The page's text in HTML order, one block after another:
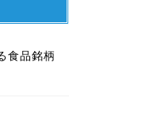
食品銘柄